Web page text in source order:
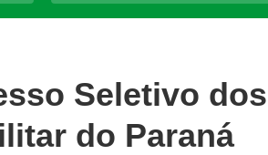
Seletivo dos
do Paraná